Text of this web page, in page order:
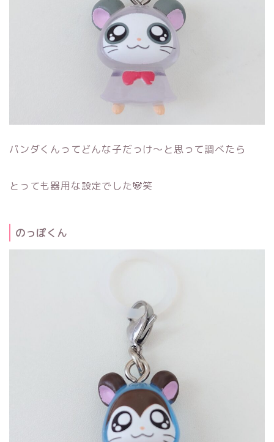
パンダくんってどんな子だっけ～と思って調べたら
とっても器用な設定でした🐼笑
のっぽくん